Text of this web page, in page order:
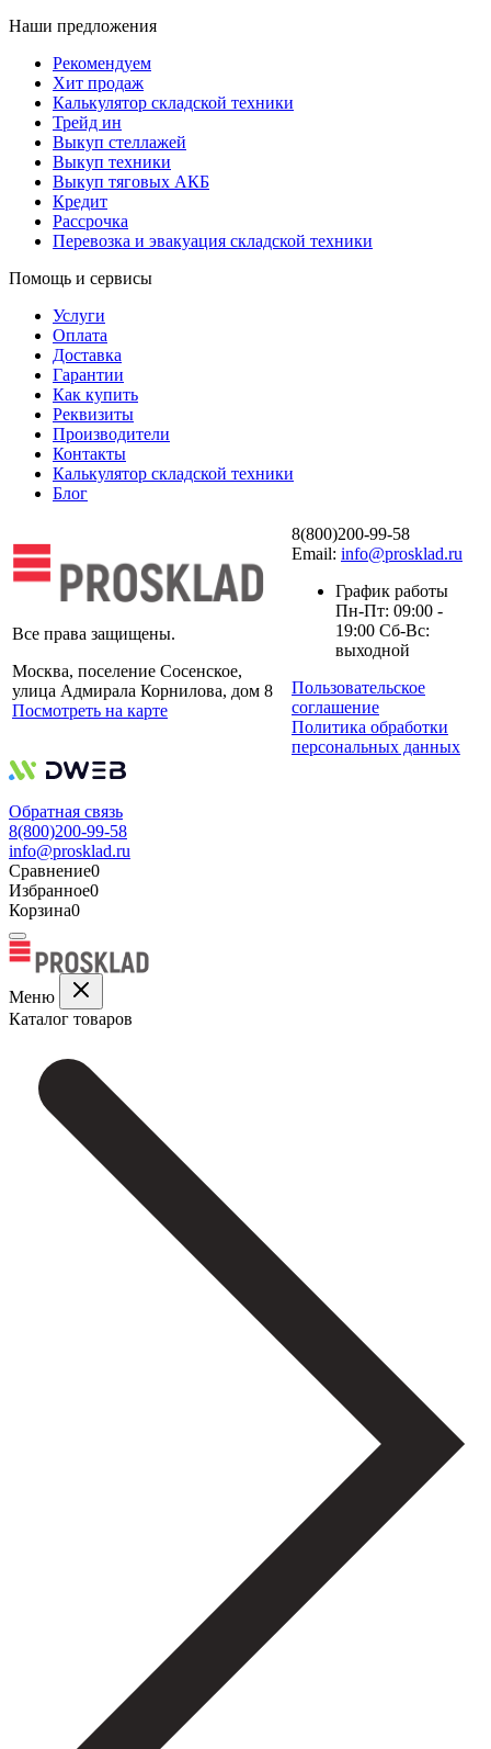
Наши предложения
Рекомендуем
Хит продаж
Калькулятор складской техники
Трейд ин
Выкуп стеллажей
Выкуп техники
Выкуп тяговых АКБ
Кредит
Рассрочка
Перевозка и эвакуация складской техники
Помощь и сервисы
Услуги
Оплата
Доставка
Гарантии
Как купить
Реквизиты
Производители
Контакты
Калькулятор складской техники
Блог
Все права защищены.
Москва, поселение Сосенское,
улица Адмирала Корнилова, дом 8
Посмотреть на карте
8(800)200-99-58
Email: info@prosklad.ru
График работы
Пн-Пт: 09:00 -
19:00 Сб-Вс:
выходной
Пользовательское
соглашение
Политика обработки
персональных данных
Обратная связь
8(800)200-99-58
info@prosklad.ru
Сравнение0
Избранное0
Корзина0
Меню
Каталог товаров